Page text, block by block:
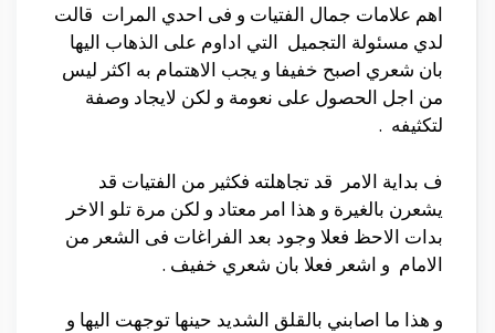
اهم علامات جمال الفتيات و فى احدي المرات قالت
لدي مسئولة التجميل التي اداوم على الذهاب اليها
بان شعري اصبح خفيفا و يجب الاهتمام به اكثر ليس
من اجل الحصول على نعومة و لكن لايجاد وصفة
لتكثيفه .
ف بداية الامر قد تجاهلته فكثير من الفتيات قد
يشعرن بالغيرة و هذا امر معتاد و لكن مرة تلو الاخر
بدات الاحظ فعلا وجود بعد الفراغات فى الشعر من
الامام و اشعر فعلا بان شعري خفيف .
و هذا ما اصابني بالقلق الشديد حينها توجهت اليها و